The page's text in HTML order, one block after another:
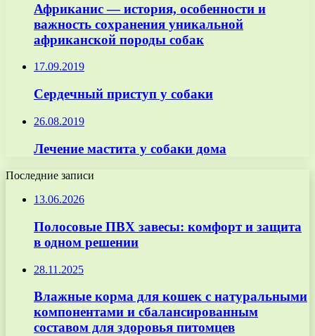
Африканис — история, особенности и
важность сохранения уникальной
африканской породы собак
17.09.2019
Сердечный приступ у собаки
26.08.2019
Лечение мастита у собаки дома
Последние записи
13.06.2026
Полосовые ПВХ завесы: комфорт и защита
в одном решении
28.11.2025
Влажные корма для кошек с натуральными
компонентами и сбалансированным
составом для здоровья питомцев